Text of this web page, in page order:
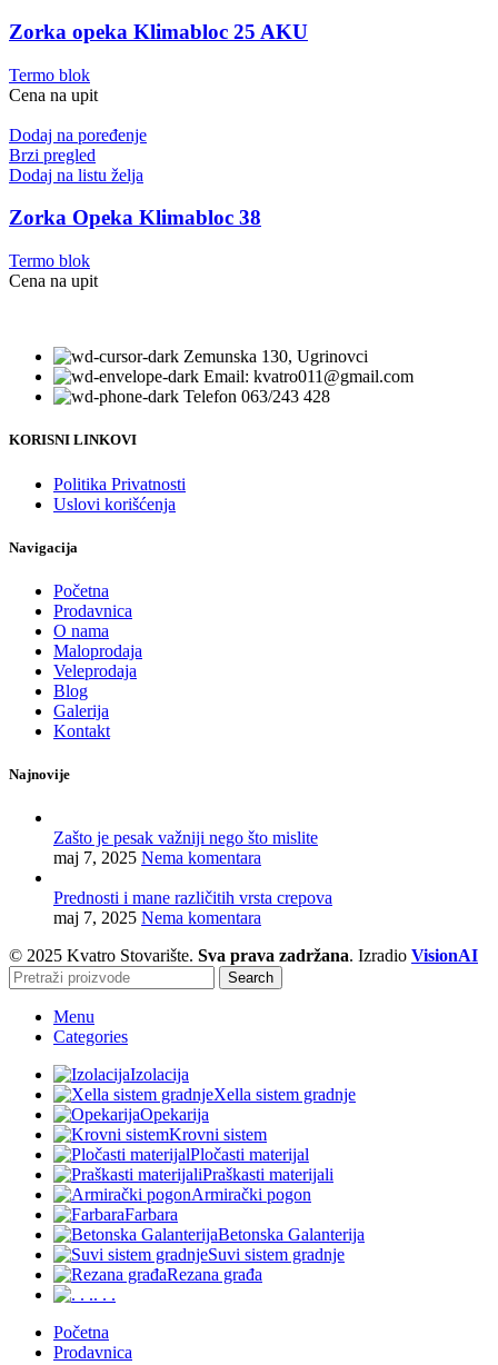
Zorka opeka Klimabloc 25 AKU
Termo blok
Cena na upit
Dodaj na poređenje
Brzi pregled
Dodaj na listu želja
Zorka Opeka Klimabloc 38
Termo blok
Cena na upit
Zemunska 130, Ugrinovci
Email: kvatro011@gmail.com
Telefon 063/243 428
KORISNI LINKOVI
Politika Privatnosti
Uslovi korišćenja
Navigacija
Početna
Prodavnica
O nama
Maloprodaja
Veleprodaja
Blog
Galerija
Kontakt
Najnovije
Zašto je pesak važniji nego što mislite
maj 7, 2025 Nema komentara
Prednosti i mane različitih vrsta crepova
maj 7, 2025 Nema komentara
© 2025 Kvatro Stovarište. Sva prava zadržana. Izradio VisionAI
Search
Menu
Categories
Izolacija
Xella sistem gradnje
Opekarija
Krovni sistem
Pločasti materijal
Praškasti materijali
Armirački pogon
Farbara
Betonska Galanterija
Suvi sistem gradnje
Rezana građa
. . .
Početna
Prodavnica